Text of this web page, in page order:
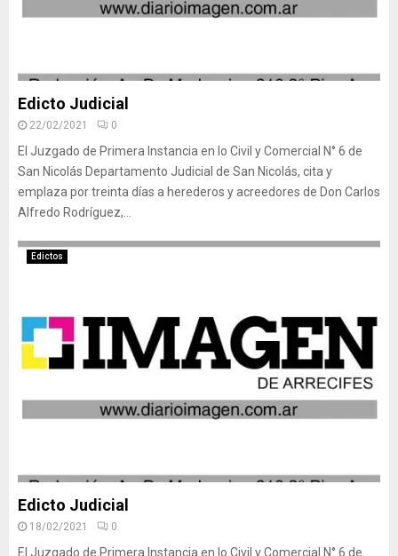
Edicto Judicial
22/02/2021 0
El Juzgado de Primera Instancia en lo Civil y Comercial N° 6 de
San Nicolás Departamento Judicial de San Nicolás, cita y
emplaza por treinta días a herederos y acreedores de Don Carlos
Alfredo Rodríguez,...
Edictos
Edicto Judicial
18/02/2021 0
El Juzgado de Primera Instancia en lo Civil y Comercial N° 6 de